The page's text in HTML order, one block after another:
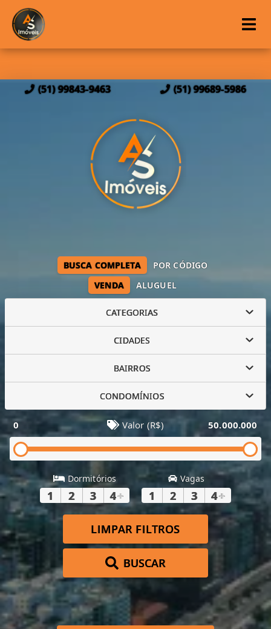
(51) 99843-9463 (51) 99689-5986
VENDA ALUGUEL
BUSCA COMPLETA POR CÓDIGO
CATEGORIAS
CIDADES
BAIRROS
CONDOMÍNIOS
0 Valor (R$) 50.000.000
Dormitórios
1 2 3 4+
Vagas
1 2 3 4+
LIMPAR FILTROS
BUSCAR